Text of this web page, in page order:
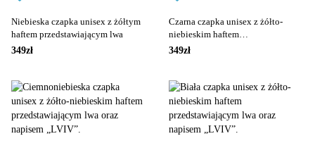
Niebieska czapka unisex z żółtym
haftem przedstawiającym lwa
349zł
Czarna czapka unisex z żółto-
niebieskim haftem
przedstawiającym lwa oraz
349zł